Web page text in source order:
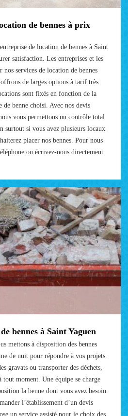
de bennes à prix
de location de bennes à Saint
satisfaction. Les entreprises et les
services de location de bennes
de larges options à tarif très
sont fixés en fonction de la
de benne choisi. Avec nos devis
vous permettons un contrôle total
surtout si vous avez plusieurs locaux
placer nos bennes. Pour nous
ou écrivez-nous directement
bennes à Saint Yaguen
mettons à disposition des bennes
de nuit pour répondre à vos projets.
gravats ou transporter des déchets,
tout moment. Une équipe se charge
la benne dont vous avez besoin.
l’établissement d’un devis
un service assisté pour le choix des